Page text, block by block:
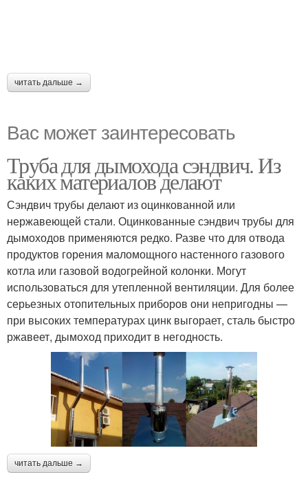
читать дальше →
Вас может заинтересовать
Труба для дымохода сэндвич. Из
каких материалов делают
Сэндвич трубы делают из оцинкованной или
нержавеющей стали. Оцинкованные сэндвич трубы для
дымоходов применяются редко. Разве что для отвода
продуктов горения маломощного настенного газового
котла или газовой водогрейной колонки. Могут
использоваться для утепленной вентиляции. Для более
серьезных отопительных приборов они непригодны —
при высоких температурах цинк выгорает, сталь быстро
ржавеет, дымоход приходит в негодность.
читать дальше →